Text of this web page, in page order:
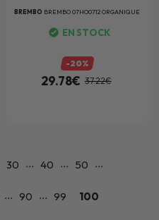
BREMBO BREMBO 07HO0712 ORGANIQUE
EN STOCK
-20%
29.78€ 37.22€
30 ... 40 ... 50 ...
... 90 ... 99 100